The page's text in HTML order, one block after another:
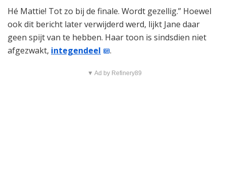
Hé Mattie! Tot zo bij de finale. Wordt gezellig.” Hoewel
ook dit bericht later verwijderd werd, lijkt Jane daar
geen spijt van te hebben. Haar toon is sindsdien niet
afgezwakt, integendeel .
▼ Ad by Refinery89